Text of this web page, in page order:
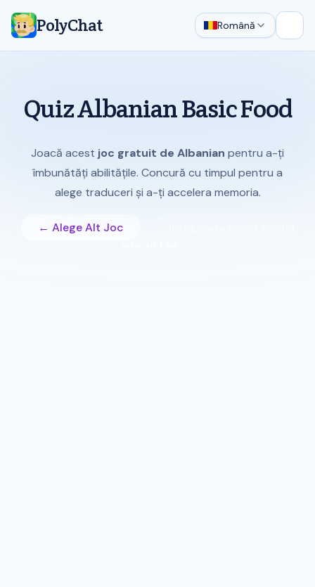
PolyChat Română
Quiz Albanian Basic Food
Joacă acest joc gratuit de Albanian pentru a-ți
îmbunătăți abilitățile. Concură cu timpul pentru a
alege traduceri și a-ți accelera memoria.
← Alege Alt Joc